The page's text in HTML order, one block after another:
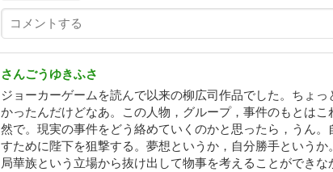
さんごうゆきふさ
ジョーカーゲームを読んで以来の柳広司作品でした。ちょ
かったんだけどなあ。この人物，グループ，事件のもとは
然で。現実の事件をどう絡めていくのかと思ったら，うん
すために陛下を狙撃する。夢想というか，自分勝手という
局華族という立場から抜け出して物事を考えることができ